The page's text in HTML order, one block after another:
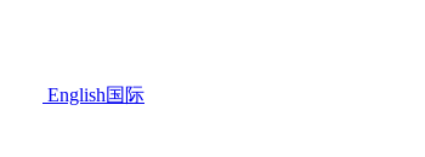
English国际